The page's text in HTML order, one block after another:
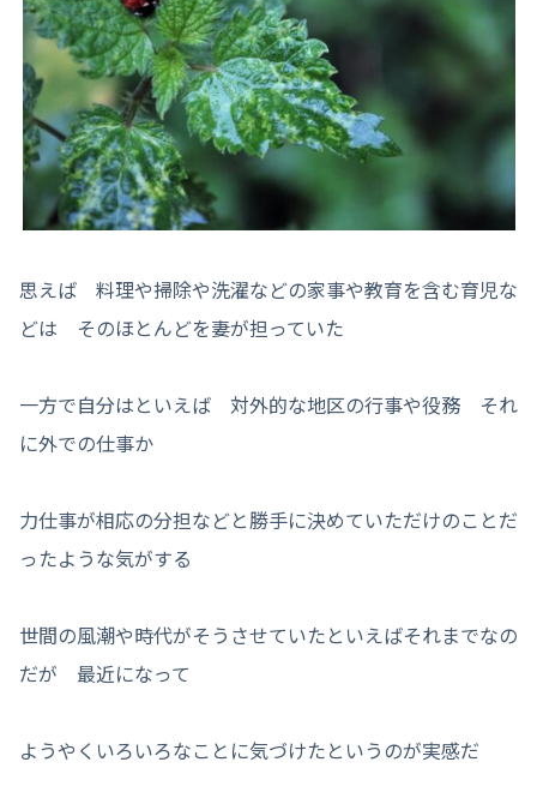
思えば 料理や掃除や洗濯などの家事や教育を含む育児な
どは そのほとんどを妻が担っていた
一方で自分はといえば 対外的な地区の行事や役務 それ
に外での仕事か
力仕事が相応の分担などと勝手に決めていただけのことだ
ったような気がする
世間の風潮や時代がそうさせていたといえばそれまでなの
だが 最近になって
ようやくいろいろなことに気づけたというのが実感だ